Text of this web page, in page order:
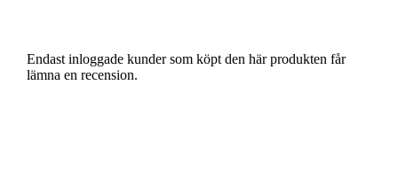
Endast inloggade kunder som köpt den här produkten får
lämna en recension.